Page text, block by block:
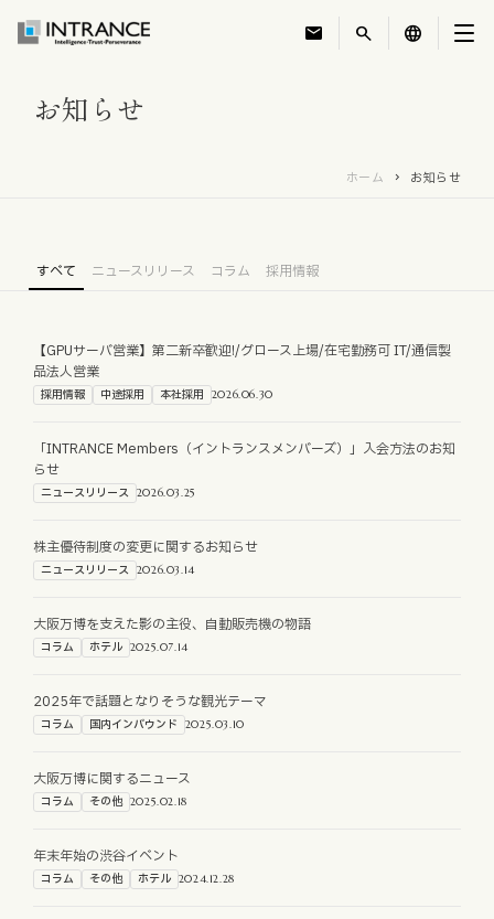
mail search language
トップ
IR・投資家情報
サステナビリティ
お役立ちコラム
採用情報
お問い合わせ
免責事項サイトマップ勧誘方針
お知らせ
ホーム お知らせ
すべて ニュースリリース コラム 採用情報
【GPUサーバ営業】第二新卒歓迎!/グロース上場/在宅勤務可 IT/通信製
品法人営業
採用情報 中途採用 本社採用 2026.06.30
「INTRANCE Members（イントランスメンバーズ）」入会方法のお知
らせ
ニュースリリース 2026.03.25
株主優待制度の変更に関するお知らせ
ニュースリリース 2026.03.14
大阪万博を支えた影の主役、自動販売機の物語
コラム ホテル 2025.07.14
2025年で話題となりそうな観光テーマ
コラム 国内インバウンド 2025.03.10
大阪万博に関するニュース
コラム その他 2025.02.18
年末年始の渋谷イベント
コラム その他 ホテル 2024.12.28